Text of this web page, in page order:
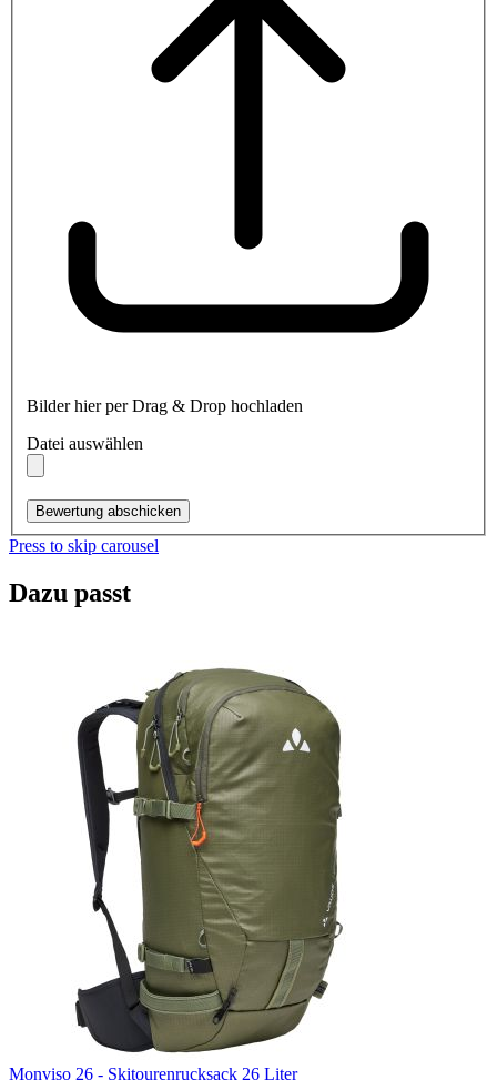
Bilder hier per Drag & Drop hochladen
Datei auswählen
Bewertung abschicken
Press to skip carousel
Dazu passt
Monviso 26 - Skitourenrucksack 26 Liter